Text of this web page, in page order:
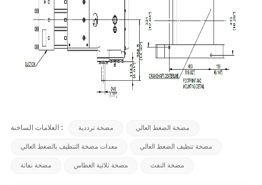
العلامات الساخنة : مضخة ترددية
مضخة الضغط العالي
معدات مضخة التنظيف بالضغط العالي
مضخة تنظيف الضغط العالي
مضخة نفاثة
مضخة ثلاثية الغطاس مضخة النفث